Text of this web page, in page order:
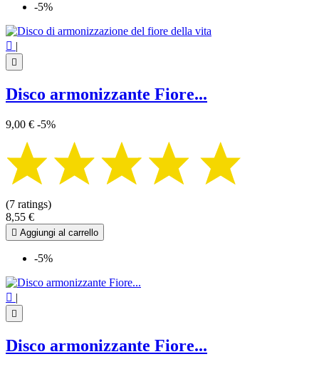
-5%
 |

Disco armonizzante Fiore...
9,00 € -5%
(7 ratings)
8,55 €
 Aggiungi al carrello
-5%
 |

Disco armonizzante Fiore...